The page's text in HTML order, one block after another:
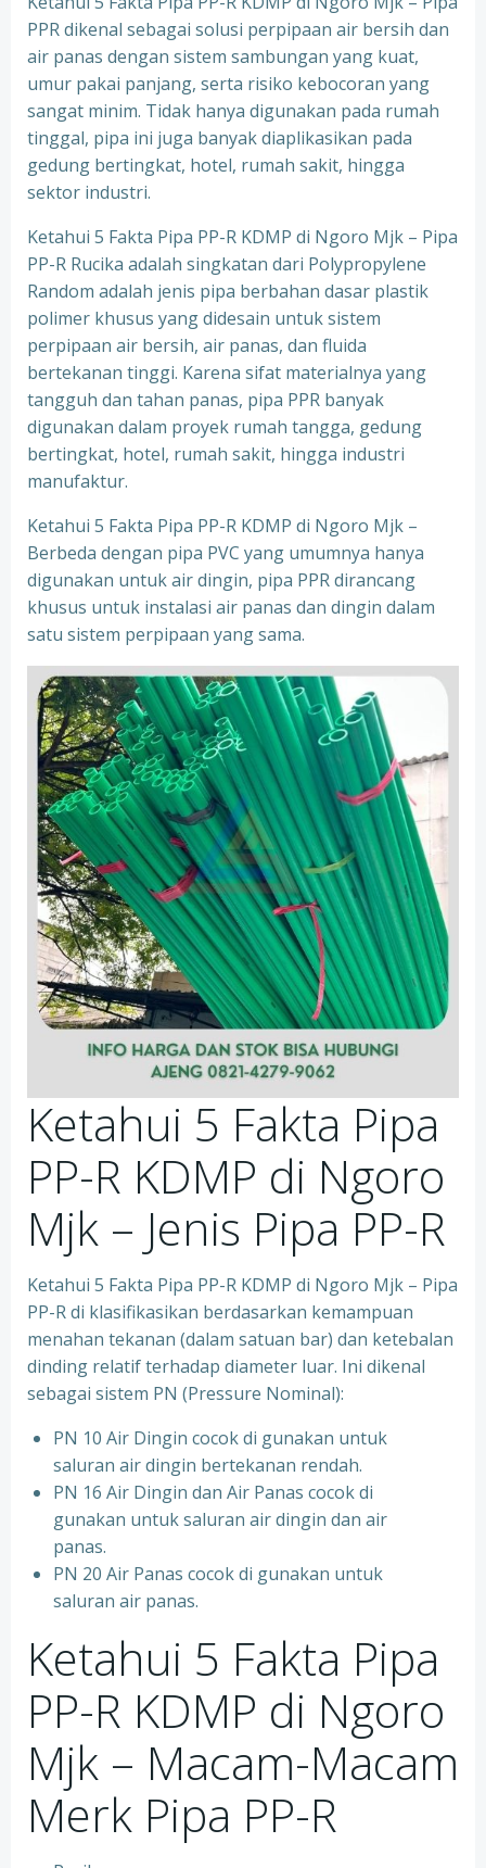
PPR dikenal sebagai solusi perpipaan air bersih dan
air panas dengan sistem sambungan yang kuat,
umur pakai panjang, serta risiko kebocoran yang
sangat minim. Tidak hanya digunakan pada rumah
tinggal, pipa ini juga banyak diaplikasikan pada
gedung bertingkat, hotel, rumah sakit, hingga
sektor industri.
Ketahui 5 Fakta Pipa PP-R KDMP di Ngoro Mjk – Pipa
PP-R Rucika adalah singkatan dari Polypropylene
Random adalah jenis pipa berbahan dasar plastik
polimer khusus yang didesain untuk sistem
perpipaan air bersih, air panas, dan fluida
bertekanan tinggi. Karena sifat materialnya yang
tangguh dan tahan panas, pipa PPR banyak
digunakan dalam proyek rumah tangga, gedung
bertingkat, hotel, rumah sakit, hingga industri
manufaktur.
Ketahui 5 Fakta Pipa PP-R KDMP di Ngoro Mjk –
Berbeda dengan pipa PVC yang umumnya hanya
digunakan untuk air dingin, pipa PPR dirancang
khusus untuk instalasi air panas dan dingin dalam
satu sistem perpipaan yang sama.
Ketahui 5 Fakta Pipa
PP-R KDMP di Ngoro
Mjk – Jenis Pipa PP-R
Ketahui 5 Fakta Pipa PP-R KDMP di Ngoro Mjk – Pipa
PP-R di klasifikasikan berdasarkan kemampuan
menahan tekanan (dalam satuan bar) dan ketebalan
dinding relatif terhadap diameter luar. Ini dikenal
sebagai sistem PN (Pressure Nominal):
PN 10 Air Dingin cocok di gunakan untuk
saluran air dingin bertekanan rendah.
PN 16 Air Dingin dan Air Panas cocok di
gunakan untuk saluran air dingin dan air
panas.
PN 20 Air Panas cocok di gunakan untuk
saluran air panas.
Ketahui 5 Fakta Pipa
PP-R KDMP di Ngoro
Mjk – Macam-Macam
Merk Pipa PP-R